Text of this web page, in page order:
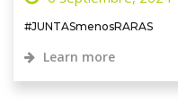
#JUNTASmenosRARAS
Learn more